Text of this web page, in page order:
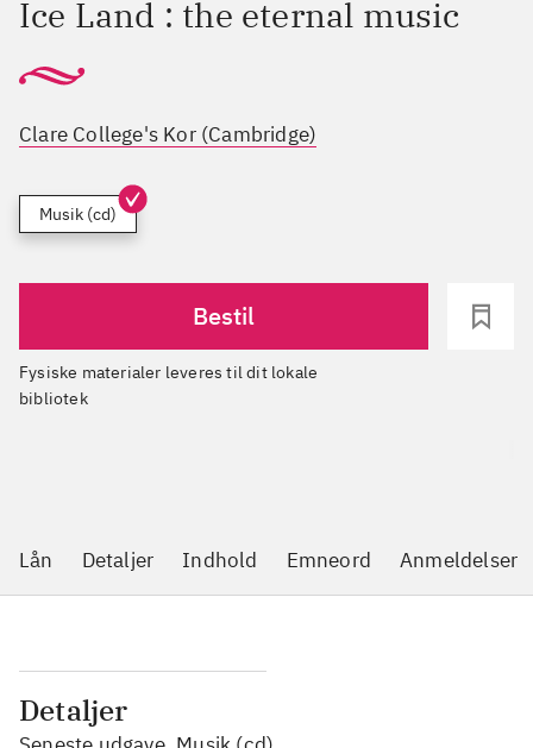
Ice Land : the eternal music
Clare College's Kor (Cambridge)
Musik (cd)
Bestil
Fysiske materialer leveres til dit lokale
bibliotek
Lån Detaljer Indhold Emneord Anmeldelser
Detaljer